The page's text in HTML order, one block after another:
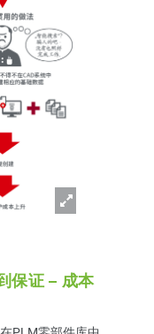
保证 – 成本